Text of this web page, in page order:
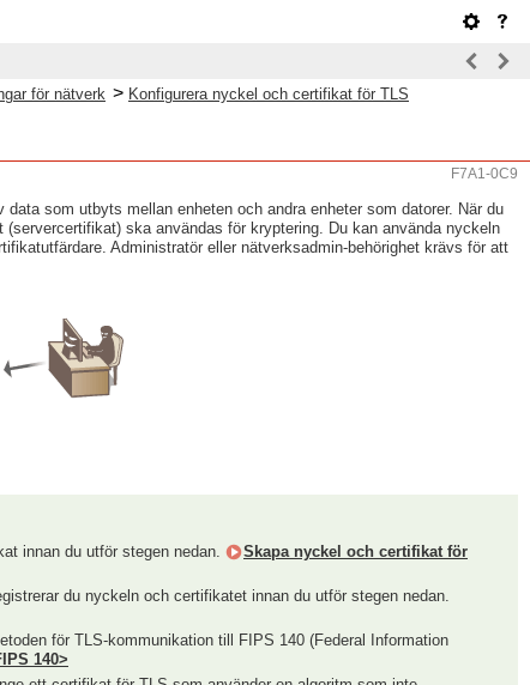
för nätverk > Konfigurera nyckel och certifikat för TLS
F7A1-0C9
som utbyts mellan enheten och andra enheter som datorer. När du
ska användas för kryptering. Du kan använda nyckeln
Administratör eller nätverksadmin-behörighet krävs för att
innan du utför stegen nedan.
Skapa nyckel och certifikat för
du nyckeln och certifikatet innan du utför stegen nedan.
för TLS-kommunikation till FIPS 140 (Federal Information
140>